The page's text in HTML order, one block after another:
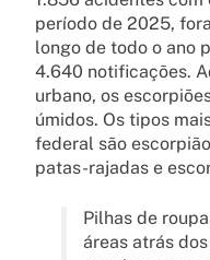
período de 2025,
longo de todo o ano
4.640 notificações.
urbano, os
úmidos. Os tipos
federal são
patas-rajadas e
Pilhas de
áreas atrás